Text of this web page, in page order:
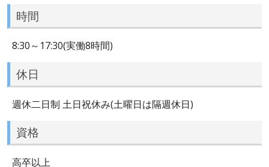
時間
8:30～17:30(実働8時間)
休日
週休二日制 土日祝休み(土曜日は隔週休日)
資格
高卒以上